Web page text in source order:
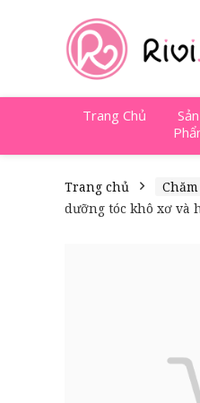
Trang Chủ
Sản
Trang chủ
dưỡng tóc khô xơ và